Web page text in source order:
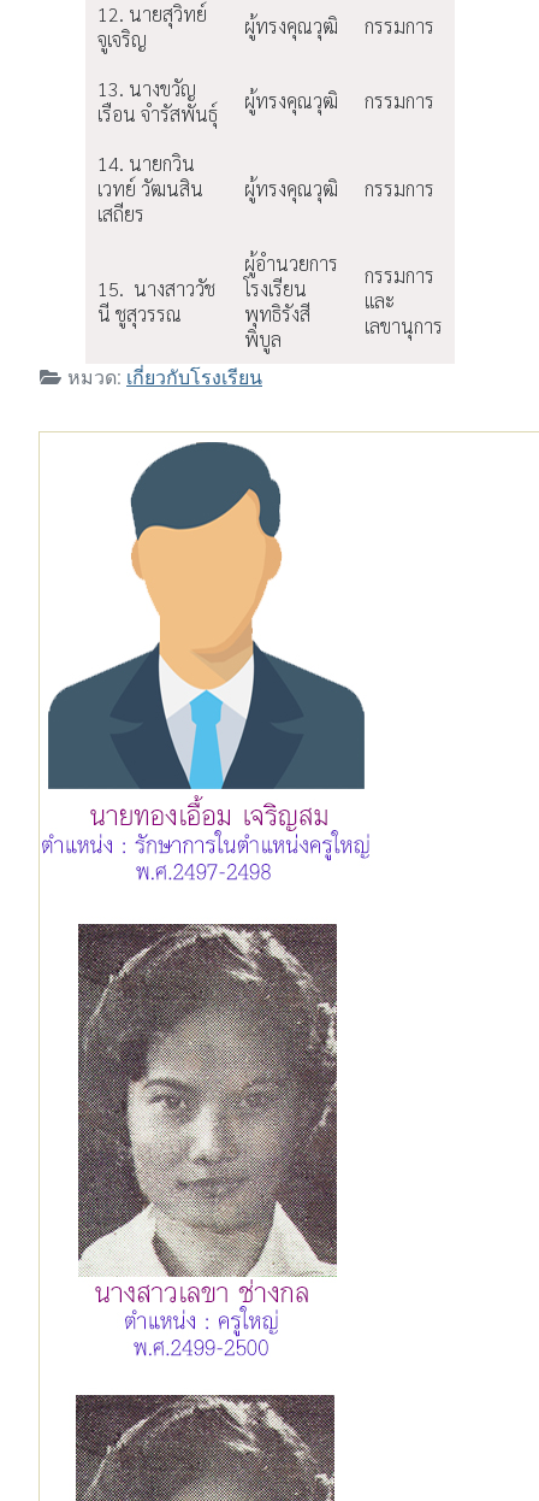
12. นายสุวิทย์
จูเจริญ
ผู้ทรงคุณวุฒิ กรรมการ
13. นางขวัญ
เรือน จำรัสพันธุ์
ผู้ทรงคุณวุฒิ กรรมการ
14. นายกวิน
เวทย์ วัฒนสิน
เสถียร
ผู้ทรงคุณวุฒิ กรรมการ
15. นางสาววัช
นี ชูสุวรรณ
ผู้อำนวยการ
โรงเรียน
พุทธิรังสี
พิบูล
กรรมการ
และ
เลขานุการ
หมวด: เกี่ยวกับโรงเรียน